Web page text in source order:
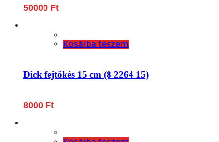
50000 Ft
Kosárba teszem
Dick fejtőkés 15 cm (8 2264 15)
8000 Ft